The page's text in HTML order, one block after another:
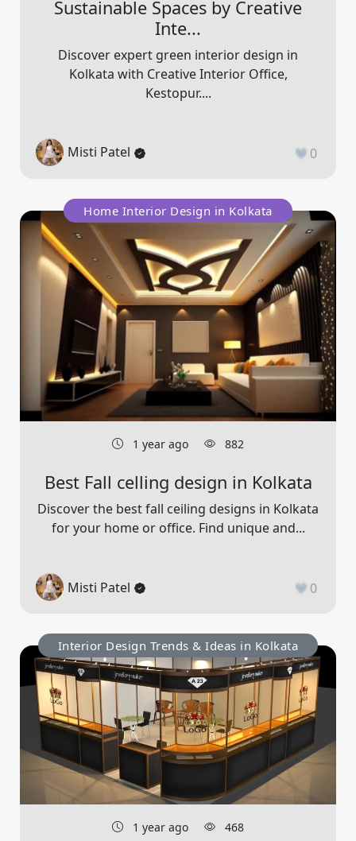
Sustainable Spaces by Creative
Inte...
Discover expert green interior design in
Kolkata with Creative Interior Office,
Kestopur....
Misti Patel 0
Home Interior Design in Kolkata
1 year ago 882
Best Fall celling design in Kolkata
Discover the best fall ceiling designs in Kolkata
for your home or office. Find unique and...
Misti Patel 0
Interior Design Trends & Ideas in Kolkata
1 year ago 468